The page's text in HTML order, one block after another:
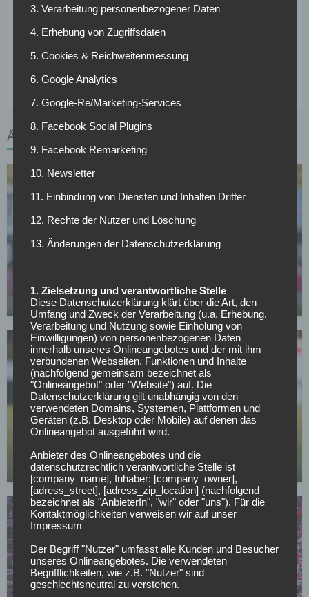
zeitnahen Entscheidung zu rechnen. Ein neuer
Entlassung von Peter Stöger auch auf der Suche nach
einem neuen Cheftrainer ist. Bis zur Winterpause wird
diesen Posten U19-Trainer Stefan Ruthenbeck bekleiden.
ÄHNLICHE ARTIKEL
BUNDESLIGA
07.05.2026
BUNDESLIGA
Wer kann sich am Wochenende aus dem
Abstiegskampf retten?
01.05.2026
3. Verarbeitung personenbezogener Daten
4. Erhebung von Zugriffsdaten
5. Cookies & Reichweitenmessung
6. Google Analytics
7. Google-Re/Marketing-Services
8. Facebook Social Plugins
9. Facebook Remarketing
10. Newsletter
11. Einbindung von Diensten und Inhalten Dritter
12. Rechte der Nutzer und Löschung
13. Änderungen der Datenschutzerklärung
1. Zielsetzung und verantwortliche Stelle
Diese Datenschutzerklärung klärt über die Art, den
Umfang und Zweck der Verarbeitung (u.a. Erhebung,
Verarbeitung und Nutzung sowie Einholung von
Einwilligungen) von personenbezogenen Daten
innerhalb unseres Onlineangebotes und der mit ihm
verbundenen Webseiten, Funktionen und Inhalte
(nachfolgend gemeinsam bezeichnet als
"Onlineangebot" oder "Website") auf. Die
Datenschutzerklärung gilt unabhängig von den
verwendeten Domains, Systemen, Plattformen und
Geräten (z.B. Desktop oder Mobile) auf denen das
Onlineangebot ausgeführt wird.
Anbieter des Onlineangebotes und die
datenschutzrechtlich verantwortliche Stelle ist
[company_name], Inhaber: [company_owner],
[adress_street], [adress_zip_location] (nachfolgend
bezeichnet als "AnbieterIn", "wir" oder "uns"). Für die
Kontaktmöglichkeiten verweisen wir auf unser
Impressum
Der Begriff "Nutzer" umfasst alle Kunden und Besucher
unseres Onlineangebotes. Die verwendeten
Begrifflichkeiten, wie z.B. "Nutzer" sind
geschlechtsneutral zu verstehen.